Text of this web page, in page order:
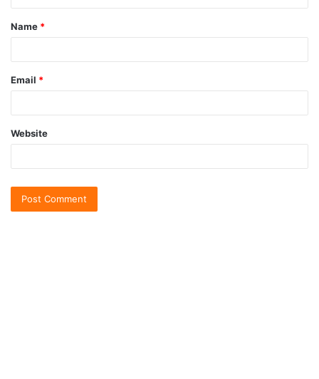
Name *
Email *
Website